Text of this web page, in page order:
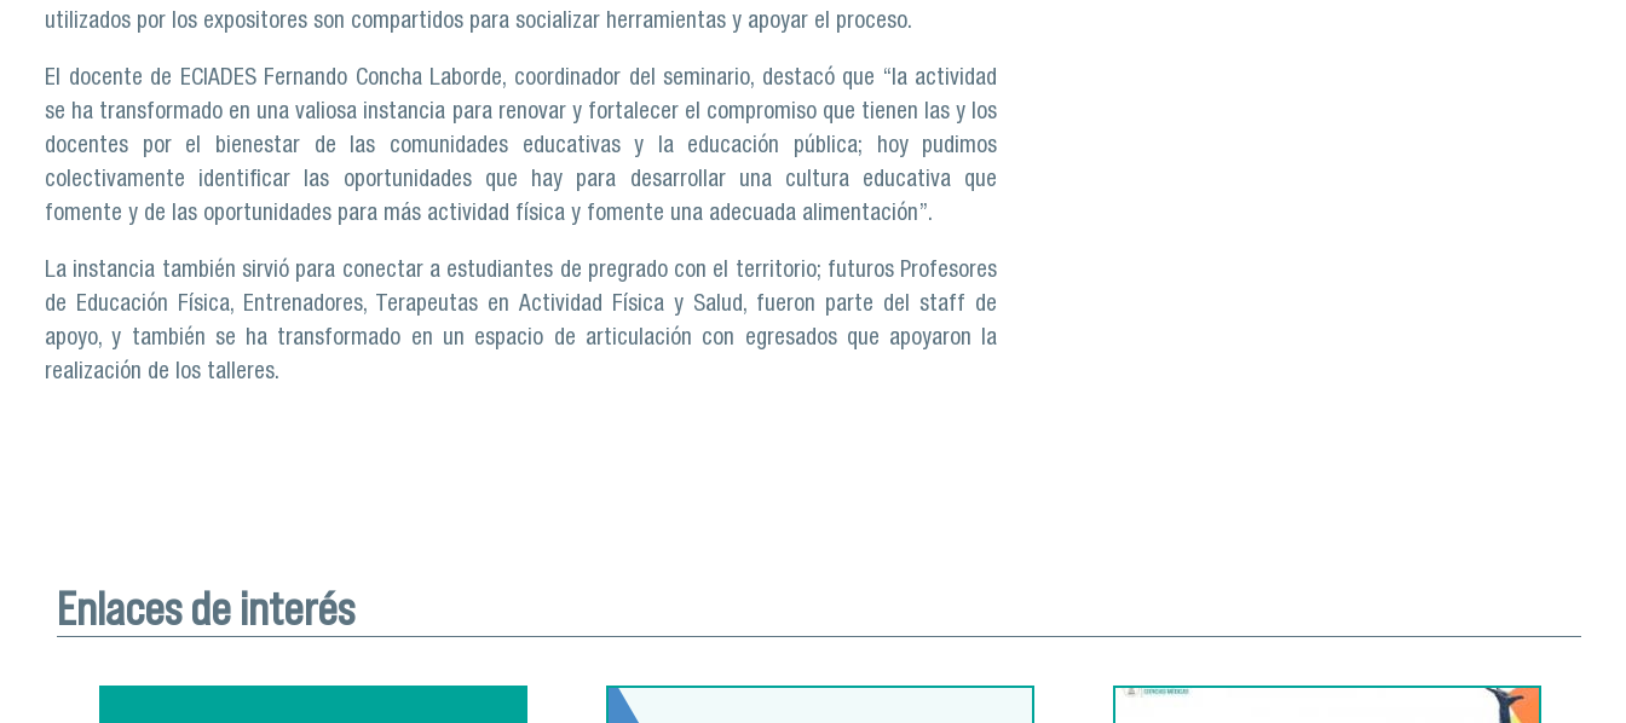
utilizados por los expositores son compartidos para socializar herramientas y apoyar el proceso.
El docente de ECIADES Fernando Concha Laborde, coordinador del seminario, destacó que “la actividad
se ha transformado en una valiosa instancia para renovar y fortalecer el compromiso que tienen las y los
docentes por el bienestar de las comunidades educativas y la educación pública; hoy pudimos
colectivamente identificar las oportunidades que hay para desarrollar una cultura educativa que
fomente y de las oportunidades para más actividad física y fomente una adecuada alimentación”.
La instancia también sirvió para conectar a estudiantes de pregrado con el territorio; futuros Profesores
de Educación Física, Entrenadores, Terapeutas en Actividad Física y Salud, fueron parte del staff de
apoyo, y también se ha transformado en un espacio de articulación con egresados que apoyaron la
realización de los talleres.
Enlaces de interés